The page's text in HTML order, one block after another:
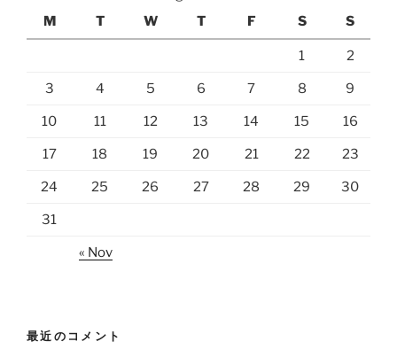
M
T W T F S S
1 2
3 4 5 6 7 8 9
10 11 12 13 14 15 16
17 18 19 20 21 22 23
24 25 26 27 28 29 30
31
« Nov
最近のコメント